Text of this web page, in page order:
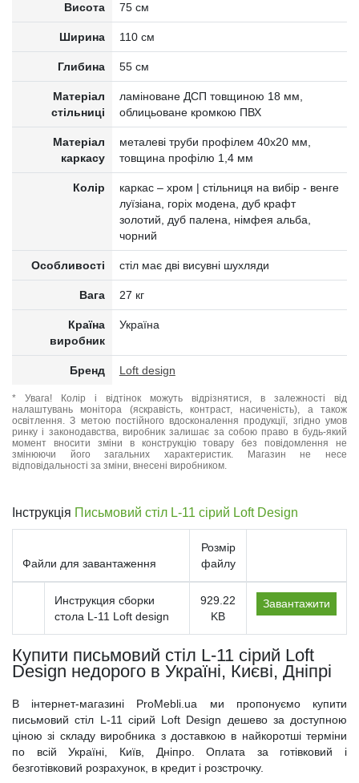
Висота 75 см
Ширина 110 см
Глибина 55 см
Матеріал
стільниці
ламіноване ДСП товщиною 18 мм,
облицьоване кромкою ПВХ
Матеріал
каркасу
металеві труби профілем 40x20 мм,
товщина профілю 1,4 мм
Колір
каркас – хром | стільниця на вибір - венге
луїзіана, горіх модена, дуб крафт
золотий, дуб палена, німфея альба,
чорний
Особливості стіл має дві висувні шухляди
Вага 27 кг
Країна
виробник
Україна
Бренд Loft design
* Увага! Колір і відтінок можуть відрізнятися, в залежності від
налаштувань монітора (яскравість, контраст, насиченість), а також
освітлення. З метою постійного вдосконалення продукції, згідно умов
ринку і законодавства, виробник залишає за собою право в будь-який
момент вносити зміни в конструкцію товару без повідомлення не
змінюючи його загальних характеристик. Магазин не несе
відповідальності за зміни, внесені виробником.
Інструкція Письмовий стіл L-11 сірий Loft Design
Файли для завантаження
Розмір
файлу
Инструкция сборки
стола L-11 Loft design
929.22
KB
Завантажити
Купити письмовий стіл L-11 сірий Loft
Design недорого в Україні, Києві, Дніпрі
В інтернет-магазині ProMebli.ua ми пропонуємо купити
письмовий стіл L-11 сірий Loft Design дешево за доступною
ціною зі складу виробника з доставкою в найкоротші терміни
по всій Україні, Київ, Дніпро. Оплата за готівковий і
безготівковий розрахунок, в кредит і розстрочку.